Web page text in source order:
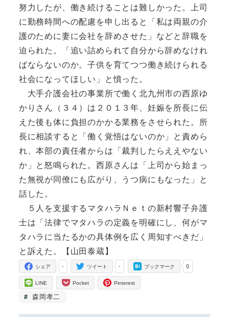
努力したが、働き続けることは難しかった。上司
に勤務時間への配慮を申し出ると「私は両親の介
護のために妻に会社を辞めさせた」などと辞職を
迫られた。「追い詰められて自分から辞めなけれ
ばならないのか。子供を育てつつ働き続けられる
社会になってほしい」と憤った。
大手介護会社の事業所で働く北九州市の西原ゆ
かりさん（３４）は２０１３年、妊娠を所長に伝
えた後も体に負担のかかる業務をさせられた。所
長に相談すると「働く覚悟はないのか」と責めら
れ、本部の責任者からは「裁判したらええやない
か」と怒鳴られた。西原さんは「上司から始まっ
た無視が同僚にも広がり、うつ病にもなった」と
話した。
５人を支援するマタハラＮｅｔの新村響子弁護
士は「法律でマタハラの定義を明確にし、何がマ
タハラに当たるかの具体例を広く周知すべきだ」
と訴えた。【山田泰蔵】
-
シェア -
ツイート 0
ブックマーク
LINE Pocket Pinterest
森岡孝二